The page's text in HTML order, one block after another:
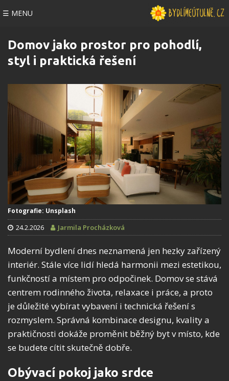
☰ MENU
Domov jako prostor pro pohodlí,
styl i praktická řešení
Fotografie: Unsplash
24.2.2026 Jarmila Procházková
Moderní bydlení dnes neznamená jen hezky zařízený
interiér. Stále více lidí hledá harmonii mezi estetikou,
funkčností a místem pro odpočinek. Domov se stává
centrem rodinného života, relaxace i práce, a proto
je důležité vybírat vybavení i technická řešení s
rozmyslem. Správná kombinace designu, kvality a
praktičnosti dokáže proměnit běžný byt v místo, kde
se budete cítit skutečně dobře.
Obývací pokoj jako srdce